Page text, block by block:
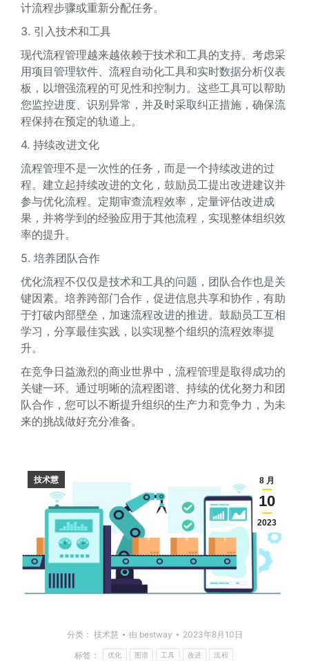
计流程步骤或重新分配任务。
3. 引入技术和工具
现代流程管理越来越依赖于技术和工具的支持。考虑采
用项目管理软件、流程自动化工具和实时数据分析仪表
板，以增强流程的可见性和控制力。这些工具可以帮助
您监控进度、识别异常，并及时采取纠正措施，确保流
程保持在预定的轨道上。
4. 持续改进文化
流程管理不是一次性的任务，而是一个持续改进的过
程。建立起持续改进的文化，鼓励员工提出改进建议并
参与优化流程。定期审查流程效率，定量评估改进成
果，并将学到的经验应用于其他流程，实现整体组织效
率的提升。
5. 培养团队合作
优化流程不仅仅是技术和工具的问题，团队合作也是关
键因素。培养跨部门合作，促进信息共享和协作，有助
于打破内部壁垒，加速流程改进的推进。鼓励员工互相
学习，分享最佳实践，以实现整个组织的流程效率提
升。
在竞争日益激烈的商业世界中，流程管理是取得成功的
关键一环。通过明晰的流程图谱、持续的优化努力和团
队合作，您可以不断提升组织的生产力和竞争力，为未
来的挑战做好充分准备。
8 月
10
2023
技术慧
分类： 技术慧 由 bestway
2023年8月10日
标签：
优化 图谱 工具 改进 流程